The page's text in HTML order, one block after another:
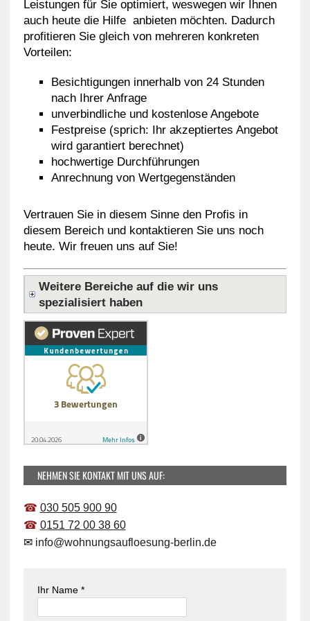
Leistungen für Sie optimiert, weswegen wir Ihnen
auch heute die Hilfe anbieten möchten. Dadurch
profitieren Sie gleich von mehreren konkreten
Vorteilen:
Besichtigungen innerhalb von 24 Stunden
nach Ihrer Anfrage
unverbindliche und kostenlose Angebote
Festpreise (sprich: Ihr akzeptiertes Angebot
wird garantiert berechnet)
hochwertige Durchführungen
Anrechnung von Wertgegenständen
Vertrauen Sie in diesem Sinne den Profis in
diesem Bereich und kontaktieren Sie uns noch
heute. Wir freuen uns auf Sie!
Weitere Bereiche auf die wir uns
spezialisiert haben
NEHMEN SIE KONTAKT MIT UNS AUF:
☎ 030 505 900 90
☎ 0151 72 00 38 60
✉ info@wohnungsaufloesung-berlin.de
Ihr Name *